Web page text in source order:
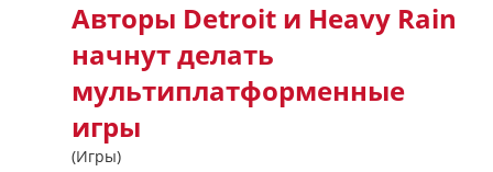
Авторы Detroit и Heavy Rain
начнут делать
мультиплатформенные
игры
(Игры)